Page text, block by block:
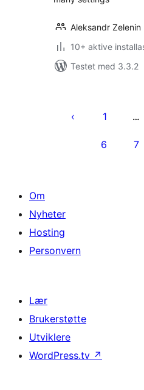
Aleksandr Zelenin
10+ aktive
Testet med 3.3.2
1 …
6 7
Om
Nyheter
Hosting
Personvern
Lær
Brukerstøtte
Utviklere
WordPress.tv ↗